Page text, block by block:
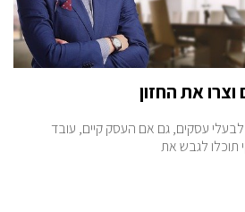
את החזון
עסקים, גם אם העסק קיים, עובד
תוכלו לגבש את